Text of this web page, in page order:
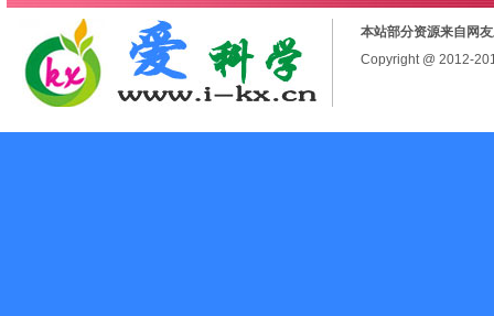
本站部分资源来自网
Copyright @ 2012-